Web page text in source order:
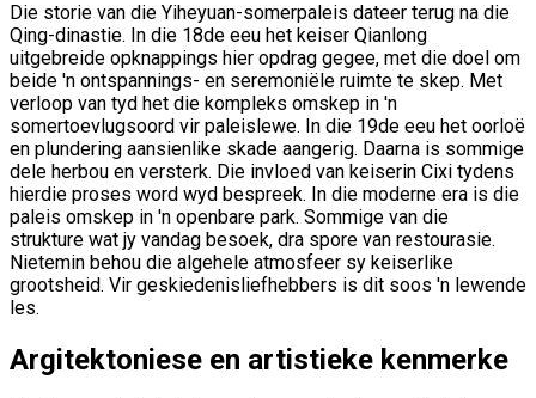
Die storie van die Yiheyuan-somerpaleis dateer terug na die
Qing-dinastie. In die 18de eeu het keiser Qianlong
uitgebreide opknappings hier opdrag gegee, met die doel om
beide 'n ontspannings- en seremoniële ruimte te skep. Met
verloop van tyd het die kompleks omskep in 'n
somertoevlugsoord vir paleislewe. In die 19de eeu het oorloë
en plundering aansienlike skade aangerig. Daarna is sommige
dele herbou en versterk. Die invloed van keiserin Cixi tydens
hierdie proses word wyd bespreek. In die moderne era is die
paleis omskep in 'n openbare park. Sommige van die
strukture wat jy vandag besoek, dra spore van restourasie.
Nietemin behou die algehele atmosfeer sy keiserlike
grootsheid. Vir geskiedenisliefhebbers is dit soos 'n lewende
les.
Argitektoniese en artistieke kenmerke